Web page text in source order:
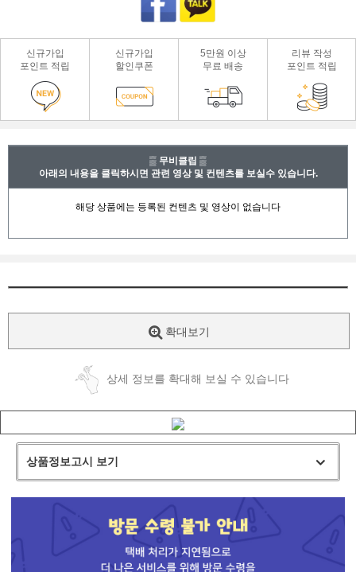
신규가입
포인트 적립
신규가입
할인쿠폰
5만원 이상
무료 배송
리뷰 작성
포인트 적립
▒ 무비클립 ▒
아래의 내용을 클릭하시면 관련 영상 및 컨텐츠를 보실수 있습니다.
확대보기
상세 정보를 확대해 보실 수 있습니다
상품정보고시 보기